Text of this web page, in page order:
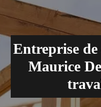
Entreprise
Maurice